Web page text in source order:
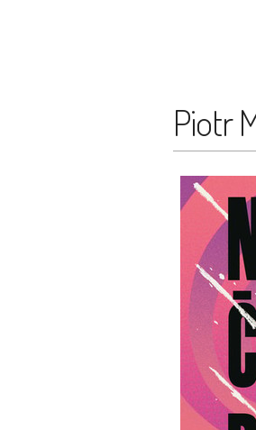
Piotr